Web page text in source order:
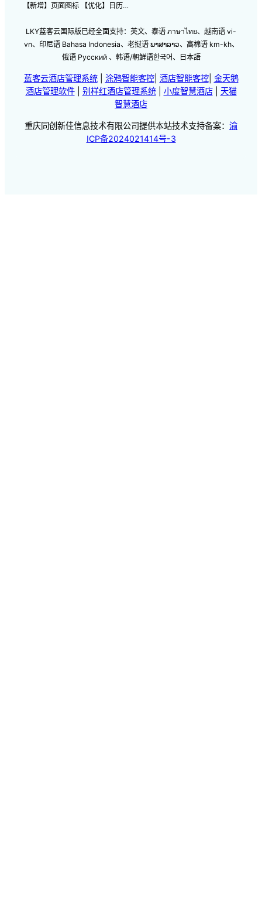
【新增】页面图标 【优化】日历…
LKY蓝客云国际版已经全面支持：英文、泰语 ภาษาไทย、越南语 vi-
vn、印尼语 Bahasa Indonesia、老挝语 ພາສາລາວ、高棉语 km-kh、
俄语 Русский 、韩语/朝鲜语한국어、日本語
蓝客云酒店管理系统| 涂鸦智能客控| 酒店智能客控| 金天鹅
酒店管理软件| 别样红酒店管理系统| 小度智慧酒店| 天猫
智慧酒店
重庆同创新佳信息技术有限公司提供本站技术支持备案： 渝
ICP备2024021414号-3